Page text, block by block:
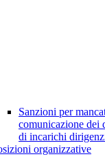
Sanzioni per
comunicazione dei
di incarichi
organizzative